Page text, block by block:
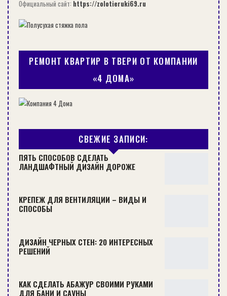
МИНИМАЛИСТИЧНЫЙ ГОРНЫЙ ДОМ С АТМОСФЕРОЙ
БРЕВЕНЧАТОЙ ХИЖИНЫ
ДИЗАЙН
ТВОРЧЕСКИЙ РЕТРИТ В ГАРМОНИИ С ПРИРОДНЫМ
Официальный сайт: https://zolotieruki69.ru
РЕМОНТ КВАРТИР В ТВЕРИ ОТ КОМПАНИИ
«4 ДОМА»
СВЕЖИЕ ЗАПИСИ:
ПЯТЬ СПОСОБОВ СДЕЛАТЬ
ЛАНДШАФТНЫЙ ДИЗАЙН ДОРОЖЕ
КРЕПЕЖ ДЛЯ ВЕНТИЛЯЦИИ – ВИДЫ И
СПОСОБЫ
ДИЗАЙН ЧЕРНЫХ СТЕН: 20 ИНТЕРЕСНЫХ
РЕШЕНИЙ
КАК СДЕЛАТЬ АБАЖУР СВОИМИ РУКАМИ
ДЛЯ БАНИ И САУНЫ